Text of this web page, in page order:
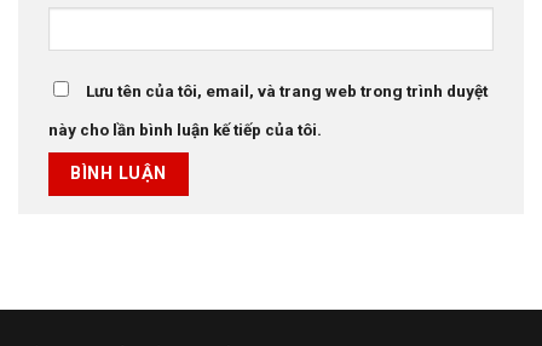
Lưu tên của tôi, email, và trang web trong trình duyệt
này cho lần bình luận kế tiếp của tôi.